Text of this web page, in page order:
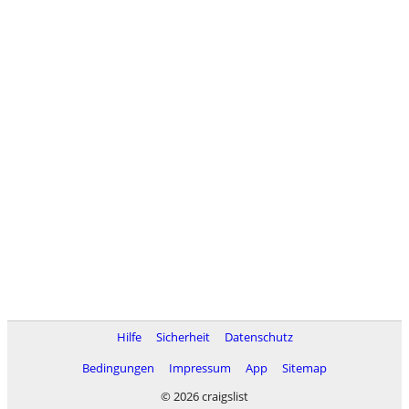
Hilfe Sicherheit
Datenschutz
Bedingungen
Impressum App
Sitemap
© 2026 craigslist